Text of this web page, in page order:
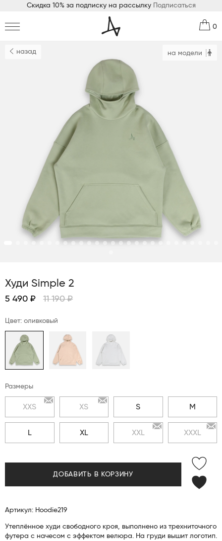
Скидка 10% за подписку на рассылку Подписаться
0
назад на модели
Худи Simple 2
5 490 ₽ 11 190 ₽
Цвет: оливковый
Размеры
XXS XS S M
L XL XXL XXXL
ДОБАВИТЬ В КОРЗИНУ
Артикул: Hoodie219
Утеплённое худи свободного кроя, выполнено из трехниточного
футера с начесом с эффектом велюра. На груди вышит логотип.